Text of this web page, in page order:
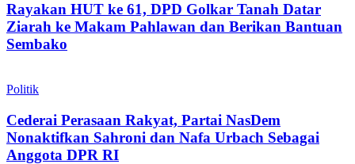
Rayakan HUT ke 61, DPD Golkar Tanah Datar
Ziarah ke Makam Pahlawan dan Berikan Bantuan
Sembako
Politik
Cederai Perasaan Rakyat, Partai NasDem
Nonaktifkan Sahroni dan Nafa Urbach Sebagai
Anggota DPR RI